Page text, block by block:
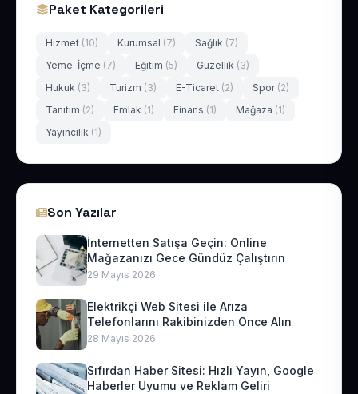
Paket Kategorileri
Hizmet (10) Kurumsal (7) Sağlık (7)
Yeme-İçme (7) Eğitim (5) Güzellik (3)
Hukuk (3) Turizm (3) E-Ticaret (2) Spor (2)
Tanıtım (2) Emlak (1) Finans (1) Mağaza (1)
Yayıncılık (1)
Son Yazılar
İnternetten Satışa Geçin: Online
Mağazanızı Gece Gündüz Çalıştırın
29 Mayıs 2026
Elektrikçi Web Sitesi ile Arıza
Telefonlarını Rakibinizden Önce Alın
28 Mayıs 2026
Sıfırdan Haber Sitesi: Hızlı Yayın, Google
Haberler Uyumu ve Reklam Geliri